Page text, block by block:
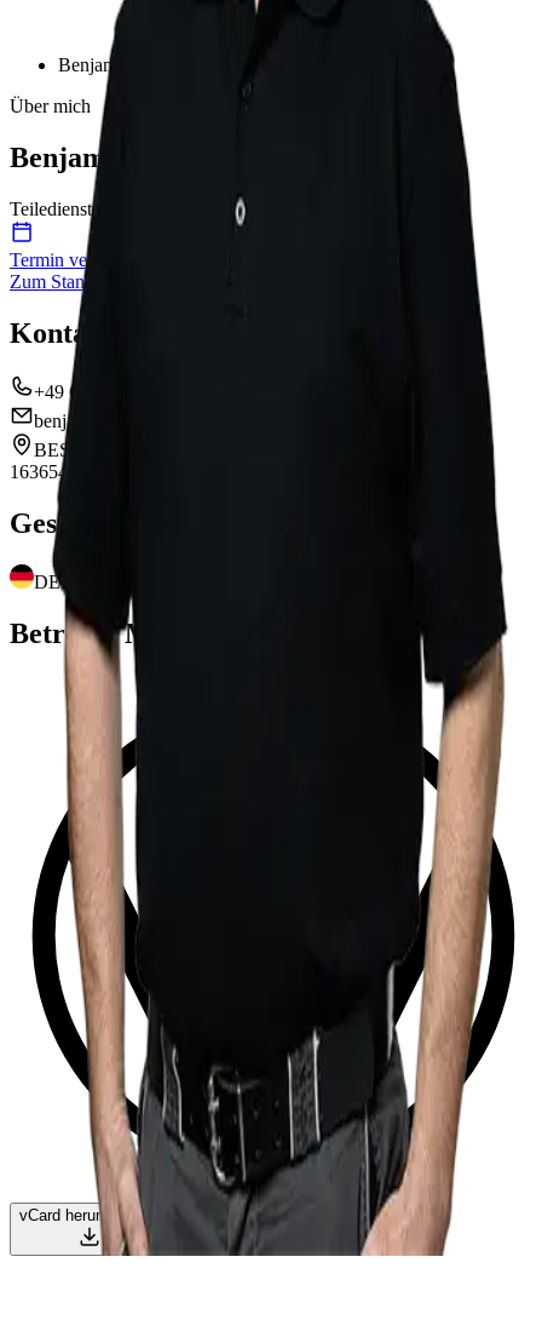
Benjamin Schneider
Über mich
Benjamin Schneider
Teiledienstmitarbeiter
Termin vereinbaren
Zum Standort
Kontakt
+49 6041 9610 21
benjamin.schneider@auto-hess.de
BEST | Volkswagen & Etrusco Büdingen
163654 Büdingen-Düdelsheim
Gesprochene Sprachen
DEUTSCH
Betreute Marken
vCard herunterladen